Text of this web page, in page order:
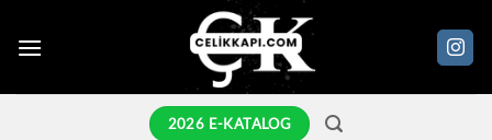
atla
2026 E-KATALOG